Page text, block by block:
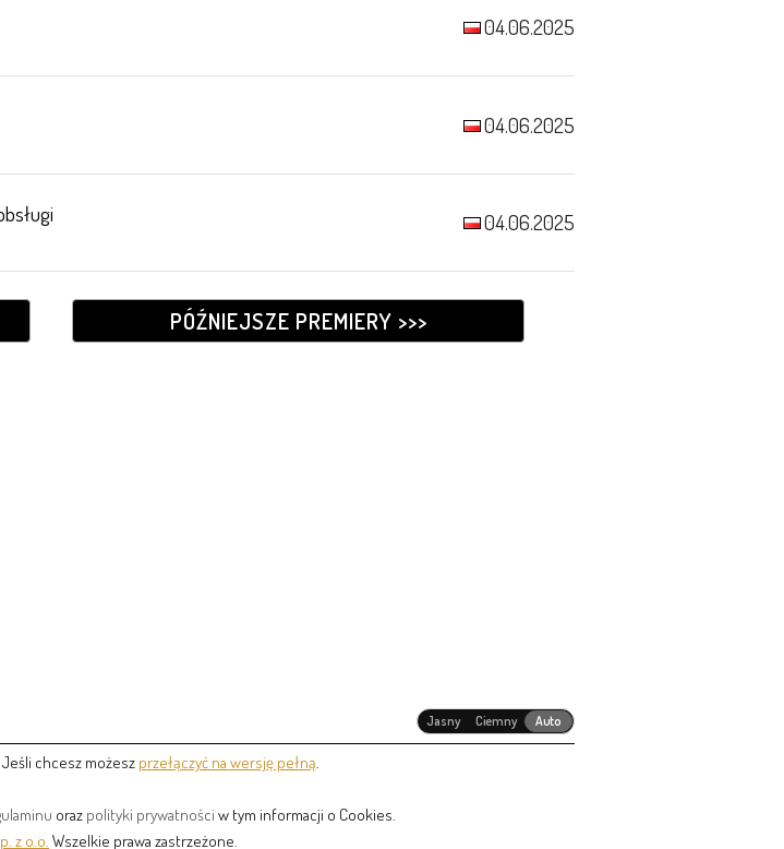
04.06.2025
04.06.2025
04.06.2025
PÓŹNIEJSZE PREMIERY >>>
Jasny Ciemny Auto
chcesz możesz przełączyć na wersję pełną
oraz polityki prywatności w tym informacji o Cookies.
z o.o. Wszelkie prawa zastrzeżone.